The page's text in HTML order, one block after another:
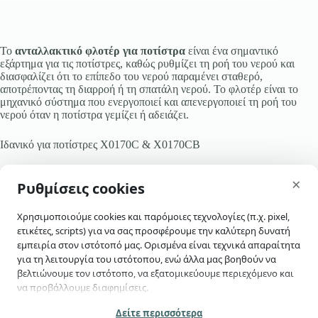
Το ανταλλακτικό φλοτέρ για ποτίστρα είναι ένα σημαντικό
εξάρτημα για τις ποτίστρες, καθώς ρυθμίζει τη ροή του νερού και
διασφαλίζει ότι το επίπεδο του νερού παραμένει σταθερό,
αποτρέποντας τη διαρροή ή τη σπατάλη νερού. Το φλοτέρ είναι το
μηχανικό σύστημα που ενεργοποιεί και απενεργοποιεί τη ροή του
νερού όταν η ποτίστρα γεμίζει ή αδειάζει.
Ιδανικό για ποτίστρες X0170C & X0170CB
Έχεις ερωτήσεις;
Επικοινώνησε μαζί μας
Ρυθμίσεις cookies ×
Χρησιμοποιούμε cookies και παρόμοιες τεχνολογίες (π.χ. pixel,
ετικέτες, scripts) για να σας προσφέρουμε την καλύτερη δυνατή
εμπειρία στον ιστότοπό μας. Ορισμένα είναι τεχνικά απαραίτητα
για τη λειτουργία του ιστότοπου, ενώ άλλα μας βοηθούν να
βελτιώνουμε τον ιστότοπο, να εξατομικεύουμε περιεχόμενο και
να προβάλλουμε διαφημίσεις.
Κατά τη χρήση του ιστότοπού μας ενδέχεται να συλλέγονται
Δείτε περισσότερα